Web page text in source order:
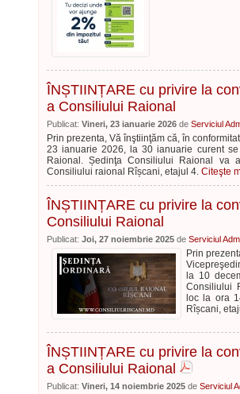
ÎNȘTIINȚARE cu privire la
a Consiliului Raional
Publicat: Vineri, 23 ianuarie 2026 de Serviciul
Prin prezenta, Vă înştiinţăm că, în
23 ianuarie 2026, la 30 ianuarie curent
Raional. Ședinţa Consiliului Raional
Consiliului raional Rîșcani, etajul 4. Citeşte
ÎNȘTIINȚARE cu privire la
Consiliului Raional
Publicat: Joi, 27 noiembrie 2025 de Serviciul
Prin
la 10
Consiliului
loc la ora
Rîșcani,
ÎNȘTIINȚARE cu privire la
a Consiliului Raional
Publicat: Vineri, 14 noiembrie 2025 de Serviciul